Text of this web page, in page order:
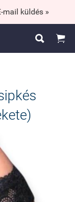
mail küldés »
 